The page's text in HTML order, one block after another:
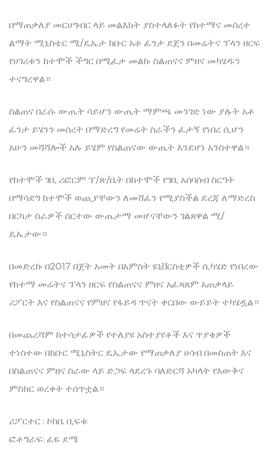
በማጠቃለያ መርሀግብር ላይ መልእክት ያስተላለፉት የከተማና መሰረተ
ልማት ሚኒስቴር ሚ/ዴኤታ ክቡር አቶ ፈንታ ደጀን በመሬትና ፕላን ዘርፍ
የሀገሪቱን ከተሞች ችግር በሚፈታ መልኩ ስልጠናና ምዘና መካሄዱን
ተናግረዋል።
ስልጠና በራሱ ውጤት ሳይሆን ውጤት ማምጫ መንገድ ነው ያሉት አቶ
ፈንታ ይሄንን መሰረት በማድረግ የመሬት ስራችን ፈታኝ የነበረ ሲሆን
አሁን መሻሻሎች አሉ ይሄም የስልጠናው ውጤት እንደሆነ አንስተዋል።
የከተሞች ገቢ ሪፎርም ፕ/ጽ/ቤት በከተሞች የገቢ አሰባሰብ ስርዓት
በማሳደግ ከተሞች ወጪያቸውን ለመሸፈን የሚያስችል ደረጃ ለማድረስ
በርካታ ስራዎች ሰርተው ውጤታማ መሆናቸውን ገልጸዋል ሚ/
ዴኤታው።
በመድረኩ በ2017 በጀት አመት በአምስት ዩኒቨርስቲዎች ሲካሄድ የነበረው
የከተማ መሬትና ፕላን ዘርፍ የስልጠናና ምዘና አፈጻጸም አጠቃላይ
ሪፖርት እና የስልጠናና የምዘና የፋይዳ ጥናት ቀርበው ውይይት ተካሄዷል።
በመጨረሻም ከተሳታፊዎች የተለያዩ አስተያየቶች እና ጥያቄዎች
ተነስተው በክቡር ሚኒስትር ዴኤታው የማጠቃለያ ሀሳብ በመስጠት እና
በስልጠናና ምዘና ስራው ላይ ድጋፍ ላደረጉ ባለድርሻ አካላት የእውቅና
ምስክር ወረቀት ተሰጥቷል።
ሪፖርተር : ኮከቤ ቢፍቱ
ፎቶግራፍ: ፈዬ ደሜ